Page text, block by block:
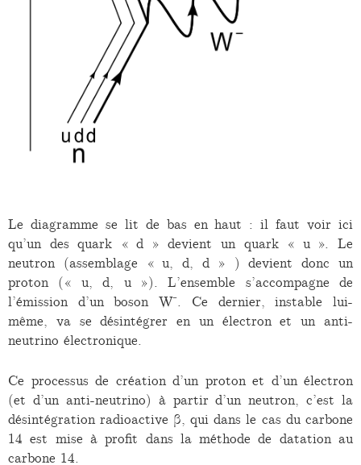
Le diagramme se lit de bas en haut : il faut voir ici
qu’un des quark « d » devient un quark « u ». Le
neutron (assemblage « u, d, d » ) devient donc un
proton (« u, d, u »). L’ensemble s’accompagne de
l’émission d’un boson W⁻. Ce dernier, instable lui-
même, va se désintégrer en un électron et un anti-
neutrino électronique.
Ce processus de création d’un proton et d’un électron
(et d’un anti-neutrino) à partir d’un neutron, c’est la
désintégration radioactive β, qui dans le cas du carbone
14 est mise à profit dans la méthode de datation au
carbone 14.